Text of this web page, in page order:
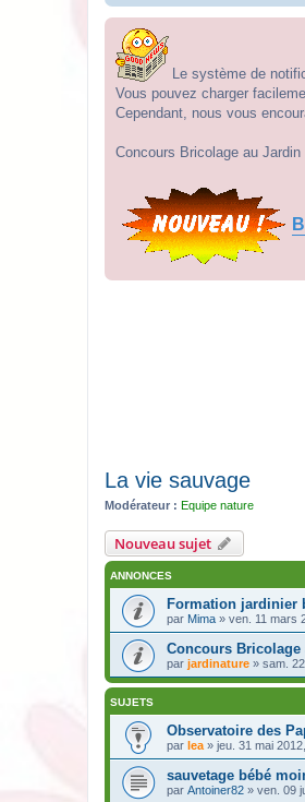
Le système de
Vous pouvez charger
Cependant, nous vous
Concours Bricolage au Jardin
La vie sauvage
Modérateur : Equipe nature
Nouveau sujet
ANNONCES
Formation jardinier
par Mima » ven. 11 mars
Concours Bricolage
par jardinature » sam.
SUJETS
Observatoire des
par lea » jeu. 31 mai
sauvetage bébé
par Antoiner82 » ven. 09